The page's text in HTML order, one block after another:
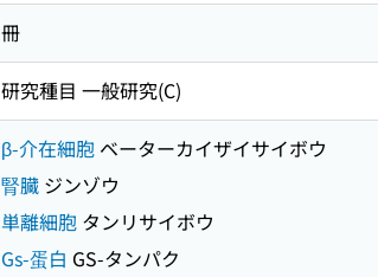
冊
研究種目 一般研究(C)
β-介在細胞 ベーターカイザイサイボウ
腎臓 ジンゾウ
単離細胞 タンリサイボウ
Gs-蛋白 GS-タンパク